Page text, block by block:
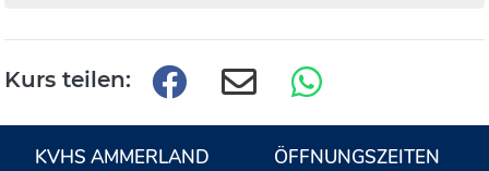
Kurs teilen:
KVHS AMMERLAND ÖFFNUNGSZEITEN